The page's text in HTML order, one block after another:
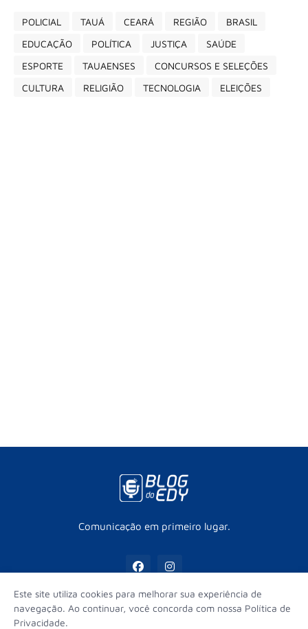
POLICIAL TAUÁ CEARÁ REGIÃO
BRASIL
EDUCAÇÃO
POLÍTICA JUSTIÇA
SAÚDE
ESPORTE
TAUAENSES
CONCURSOS E SELEÇÕES
CULTURA
RELIGIÃO TECNOLOGIA ELEIÇÕES
Comunicação em primeiro lugar.
Este site utiliza cookies para melhorar sua experiência de
navegação. Ao continuar, você concorda com nossa Política de
Privacidade.